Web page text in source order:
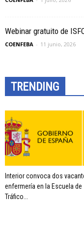
Webinar gratuito de
COENFEBA - 11 junio, 2026
TRENDING
Interior convoca dos
enfermería en la Escuela de
Tráfico...